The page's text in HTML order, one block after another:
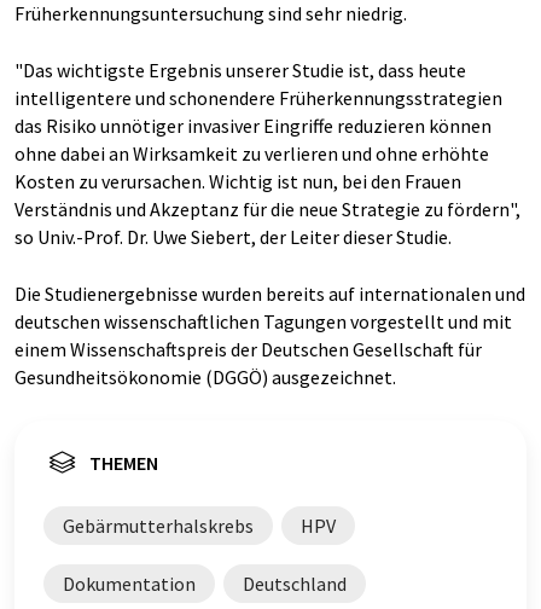
Früherkennungsuntersuchung sind sehr niedrig.
"Das wichtigste Ergebnis unserer Studie ist, dass heute
intelligentere und schonendere Früherkennungsstrategien
das Risiko unnötiger invasiver Eingriffe reduzieren können
ohne dabei an Wirksamkeit zu verlieren und ohne erhöhte
Kosten zu verursachen. Wichtig ist nun, bei den Frauen
Verständnis und Akzeptanz für die neue Strategie zu fördern",
so Univ.-Prof. Dr. Uwe Siebert, der Leiter dieser Studie.
Die Studienergebnisse wurden bereits auf internationalen und
deutschen wissenschaftlichen Tagungen vorgestellt und mit
einem Wissenschaftspreis der Deutschen Gesellschaft für
Gesundheitsökonomie (DGGÖ) ausgezeichnet.
THEMEN
Gebärmutterhalskrebs HPV
Dokumentation Deutschland